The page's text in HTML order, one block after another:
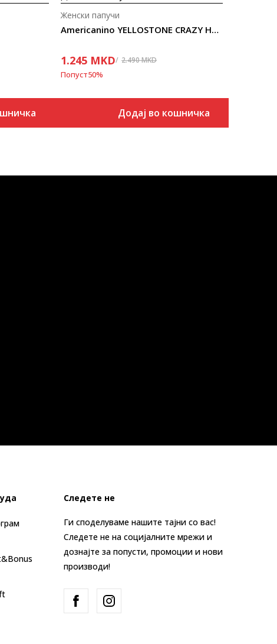
Americanino YELLOSTONE CRAZY HORSE
Женски папучи
1.245 MKD 2.490MKD
Попуст50%
Додај во кошничка
Следете не
Ги споделуваме нашите тајни со вас!
Следете не на социјалните мрежи и
дознајте за попусти, промоции и нови
производи!